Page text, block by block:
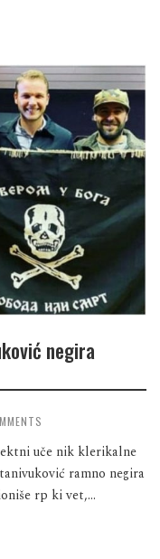
negira
uče nik klerikalne
ramno negira
rp ki vet,...